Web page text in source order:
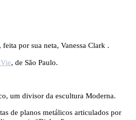
por sua neta, Vanessa Clark .
, de São Paulo.
um divisor da escultura Moderna.
de planos metálicos articulados por